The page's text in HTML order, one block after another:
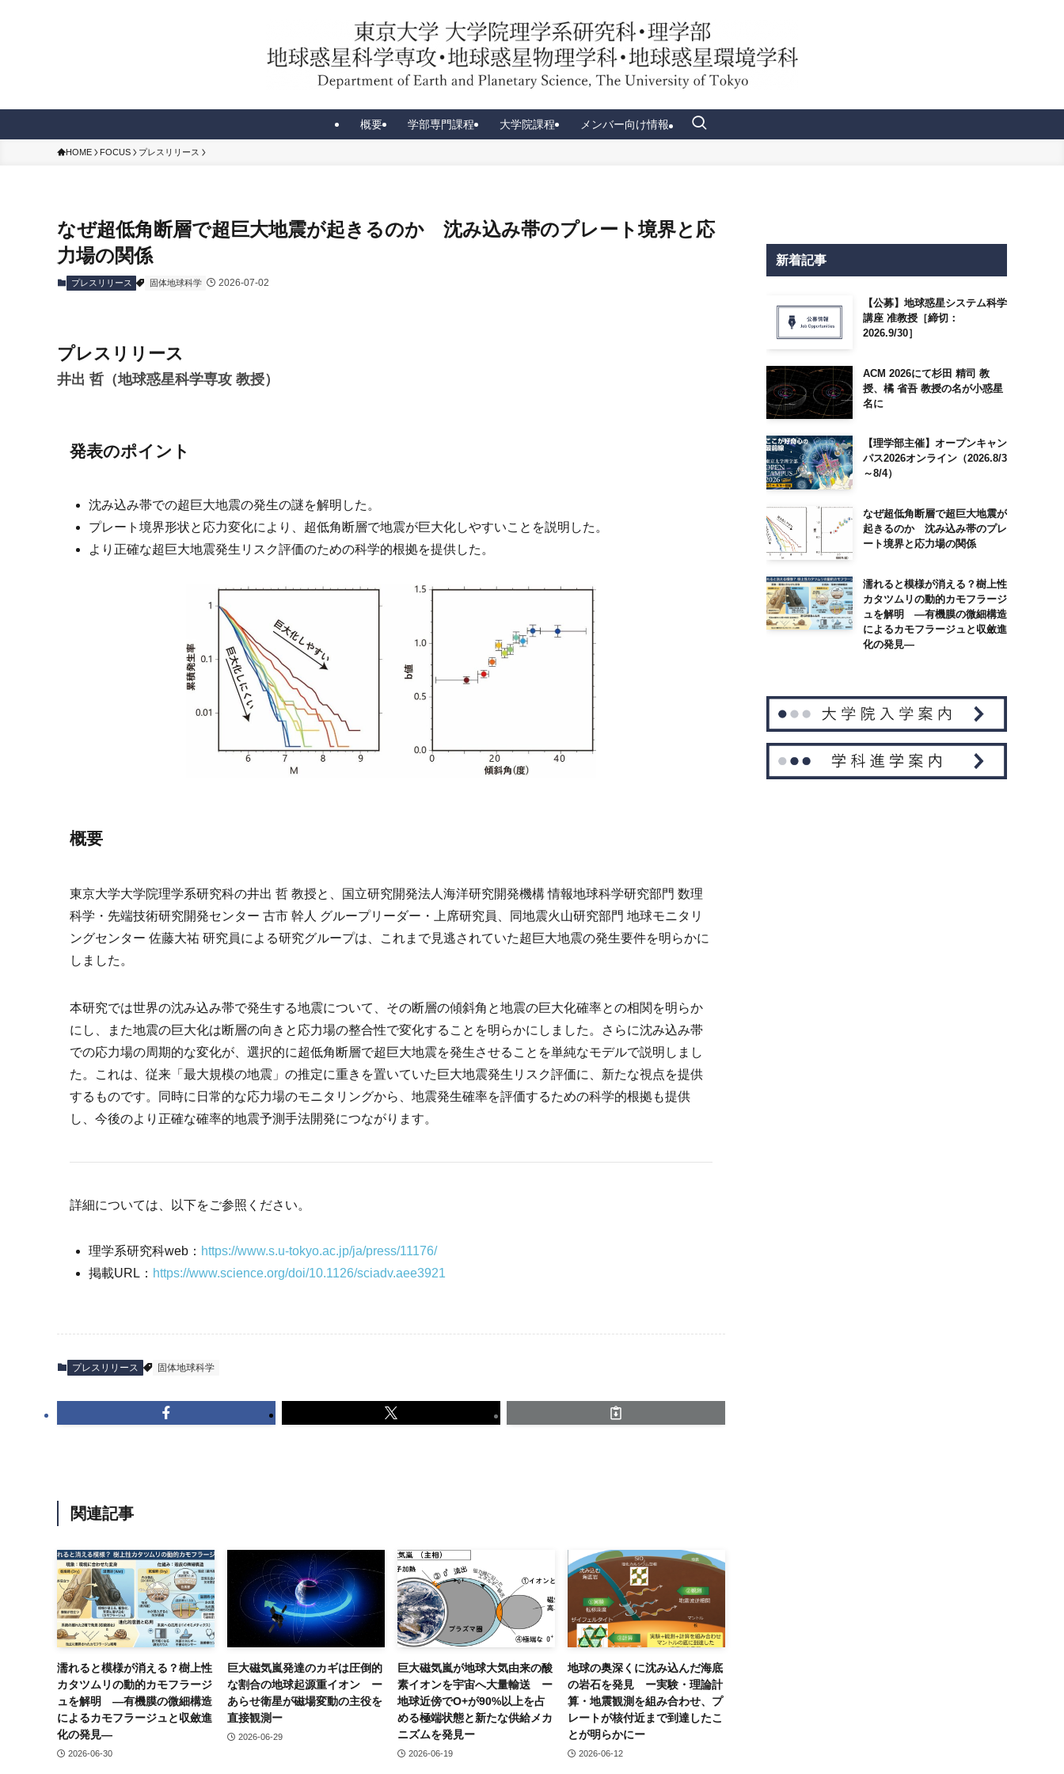
概要 学部専門課程 大学院課程 メンバー向け情報
HOME FOCUS プレスリリース
なぜ超低角断層で超巨大地震が起きるのか 沈み込み帯のプレート境界と応
力場の関係
プレスリリース 固体地球科学 2026-07-02
プレスリリース
井出 哲（地球惑星科学専攻 教授）
発表のポイント
沈み込み帯での超巨大地震の発生の謎を解明した。
プレート境界形状と応力変化により、超低角断層で地震が巨大化しやすいことを説明した。
より正確な超巨大地震発生リスク評価のための科学的根拠を提供した。
概要
東京大学大学院理学系研究科の井出 哲 教授と、国立研究開発法人海洋研究開発機構 情報地球科学研究部門 数理
科学・先端技術研究開発センター 古市 幹人 グループリーダー・上席研究員、同地震火山研究部門 地球モニタリ
ングセンター 佐藤大祐 研究員による研究グループは、これまで見逃されていた超巨大地震の発生要件を明らかに
しました。
本研究では世界の沈み込み帯で発生する地震について、その断層の傾斜角と地震の巨大化確率との相関を明らか
にし、また地震の巨大化は断層の向きと応力場の整合性で変化することを明らかにしました。さらに沈み込み帯
での応力場の周期的な変化が、選択的に超低角断層で超巨大地震を発生させることを単純なモデルで説明しまし
た。これは、従来「最大規模の地震」の推定に重きを置いていた巨大地震発生リスク評価に、新たな視点を提供
するものです。同時に日常的な応力場のモニタリングから、地震発生確率を評価するための科学的根拠も提供
し、今後のより正確な確率的地震予測手法開発につながります。
詳細については、以下をご参照ください。
理学系研究科web： https://www.s.u-tokyo.ac.jp/ja/press/11176/
掲載URL： https://www.science.org/doi/10.1126/sciadv.aee3921
プレスリリース 固体地球科学
関連記事
濡れると模様が消える？樹上性
カタツムリの動的カモフラージ
ュを解明 ―有機膜の微細構造
によるカモフラージュと収斂進
化の発見―
2026-06-30
巨大磁気嵐発達のカギは圧倒的
な割合の地球起源重イオン ー
あらせ衛星が磁場変動の主役を
直接観測ー
2026-06-29
巨大磁気嵐が地球大気由来の酸
素イオンを宇宙へ大量輸送 ー
地球近傍でO+が90%以上を占
める極端状態と新たな供給メカ
ニズムを発見ー
2026-06-19
地球の奥深くに沈み込んだ海底
の岩石を発見 ー実験・理論計
算・地震観測を組み合わせ、プ
レートが核付近まで到達したこ
とが明らかにー
2026-06-12
新着記事
【公募】地球惑星システム科学
講座 准教授［締切：
2026.9/30］
ACM 2026にて杉田 精司 教
授、橘 省吾 教授の名が小惑星
名に
【理学部主催】オープンキャン
パス2026オンライン（2026.8/3
～8/4）
なぜ超低角断層で超巨大地震が
起きるのか 沈み込み帯のプレ
ート境界と応力場の関係
濡れると模様が消える？樹上性
カタツムリの動的カモフラージ
ュを解明 ―有機膜の微細構造
によるカモフラージュと収斂進
化の発見―